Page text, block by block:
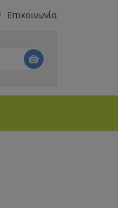
Επικοινωνία